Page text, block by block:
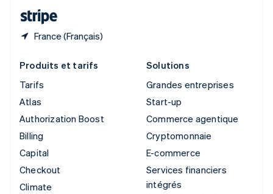
France (Français)
Produits et tarifs
Tarifs
Atlas
Authorization Boost
Billing
Capital
Checkout
Climate
Solutions
Grandes entreprises
Start-up
Commerce agentique
Cryptomonnaie
E-commerce
Services financiers
intégrés